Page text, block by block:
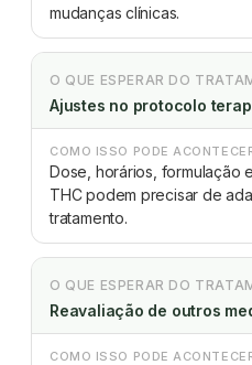
mudanças clínicas.
O QUE ESPERAR DO
Ajustes no protocolo
COMO ISSO PODE
Dose, horários, formulação
THC podem precisar de
tratamento.
O QUE ESPERAR DO
Reavaliação de outros
COMO ISSO PODE